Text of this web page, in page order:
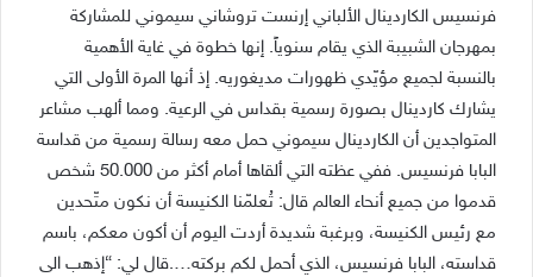
فرنسيس الكاردينال الألباني إرنست تروشاني سيموني للمشاركة
بمهرجان الشبيبة الذي يقام سنوياً. إنها خطوة في غاية الأهمية
بالنسبة لجميع مؤيّدي ظهورات مديغوريه. إذ أنها المرة الأولى التي
يشارك كاردينال بصورة رسمية بقداس في الرعية. ومما ألهب مشاعر
المتواجدين أن الكاردينال سيموني حمل معه رسالة رسمية من قداسة
البابا فرنسيس. ففي عظته التي ألقاها أمام أكثر من 50.000 شخص
قدموا من جميع أنحاء العالم قال: تُعلمّنا الكنيسة أن نكون متّحدين
مع رئيس الكنيسة، وبرغبة شديدة أردت اليوم أن أكون معكم، باسم
قداسته، البابا فرنسيس، الذي أحمل لكم بركته….قال لي: “إذهب الى